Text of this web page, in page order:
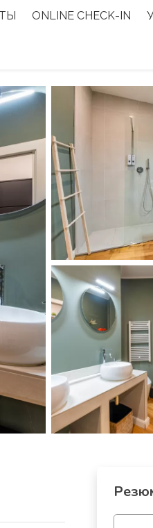
ONLINE CHECK-IN